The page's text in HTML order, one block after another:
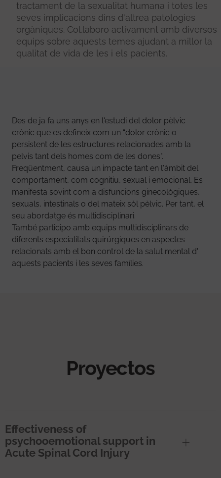
tractament de la sexualitat humana i totes les
seves implicacions dins d'altrea patologies
orgàniques. Col.laboro activament amb diversos
equips sobre aquests temes ajudant a millor la
qualitat de vida de les i els pacients.
Des de ja fa uns anys en l'estudi del dolor pèlvic
crònic que es defineix com un “dolor crònic o
persistent de les estructures relacionades amb la
pelvis tant dels homes com de les dones".
Freqüentment, causa un impacte tant en l'àmbit del
comportament, com cognitiu, sexual i emocional. Es
manifesta sovint com a disfuncions ginecològiques,
sexuals, intestinals o del mateix sòl pèlvic. Per tant, el
seu abordatge és multidisciplinari.
També participo amb equips multidisciplinars de
diferents especialitats quirúrgiques en aspectes
relacionats amb el bon control de la salut mental d'
aquests pacients i les seves famílies.
Proyectos
Effectiveness of
psychooemotional support in
Acute Spinal Cord Injury